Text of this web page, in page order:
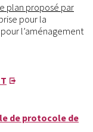
plan proposé par
pour la
l’aménagement
de protocole de